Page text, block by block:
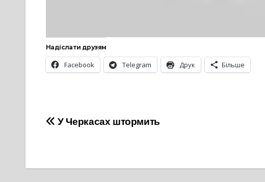
Надіслати друзям
Facebook Telegram Друк Більше
Навігація
У Черкасах штормить